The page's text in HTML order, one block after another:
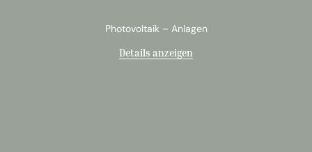
Photovoltaik – Anlagen
Details anzeigen